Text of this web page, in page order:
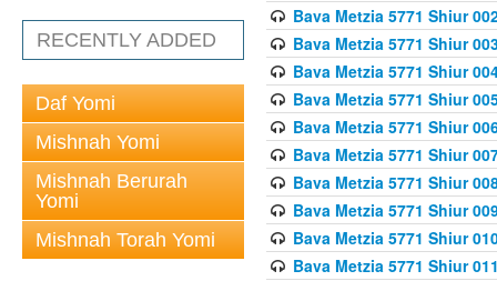
RECENTLY ADDED
Daf Yomi
Mishnah Yomi
Mishnah Berurah
Yomi
Mishnah Torah Yomi
Bava Metzia 5771 Shiur
Bava Metzia 5771 Shiur
Bava Metzia 5771 Shiur
Bava Metzia 5771 Shiur
Bava Metzia 5771 Shiur
Bava Metzia 5771 Shiur
Bava Metzia 5771 Shiur
Bava Metzia 5771 Shiur
Bava Metzia 5771 Shiur
Bava Metzia 5771 Shiur